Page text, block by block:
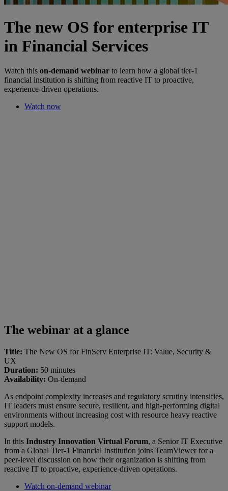
The new OS for enterprise IT
in Financial Services
Watch this on-demand webinar to learn how a global tier-1
financial institution is shifting from reactive IT to proactive,
experience-driven operations.
Watch now
The webinar at a glance
Title: The New OS for FinServ Enterprise IT: Value, Security &
UX
Duration: 50 minutes
Availability: On-demand
As endpoint complexity increases and regulatory scrutiny intensifies,
IT leaders must ensure secure, resilient, and high-performing digital
environments without increasing cost with resource heavy reactive
support models.
In this Industry Innovation Virtual Forum, a Senior IT Executive
from a Global Tier-1 Financial Institution joins TeamViewer for a
peer-level discussion on how their organization is shifting from
reactive IT to proactive, experience-driven operations.
Watch on-demand webinar